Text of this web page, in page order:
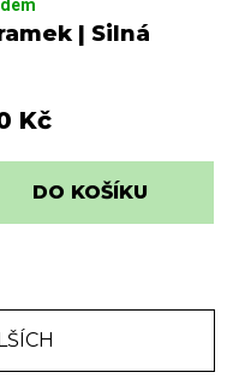
| Silná
Kč
DO KOŠÍKU